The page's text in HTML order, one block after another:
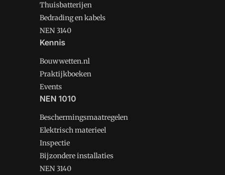
Thuisbatterijen
Bedrading en kabels
NEN 3140
Kennis
Bouwwetten.nl
Praktijkboeken
Events
NEN 1010
Beschermingsmaatregelen
Elektrisch materieel
Inspectie
Bijzondere installaties
NEN 3140